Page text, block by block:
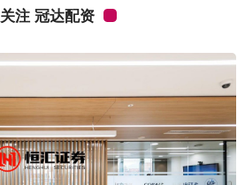
关注 冠达配资